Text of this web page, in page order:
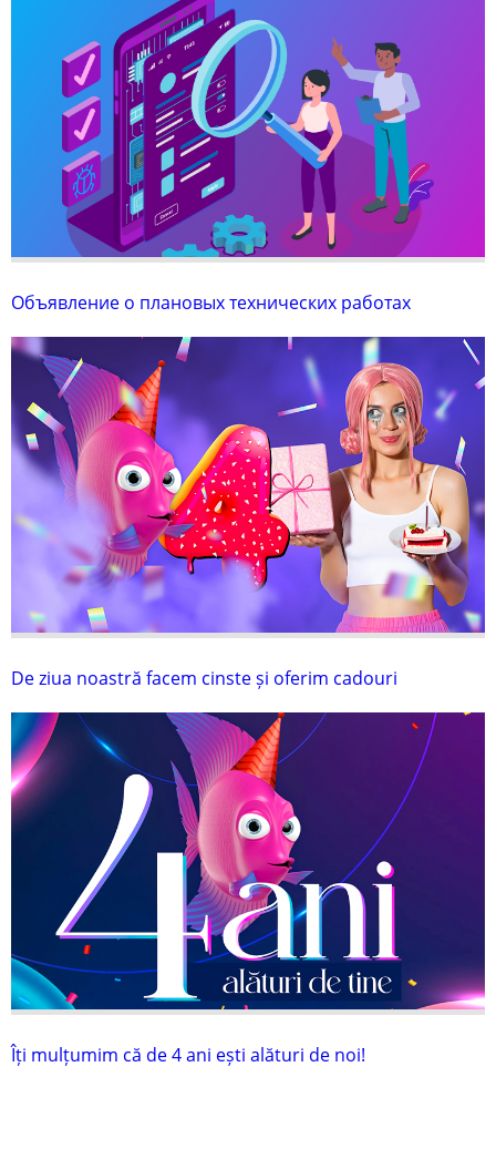
Объявление о плановых технических работах
De ziua noastră facem cinste și oferim cadouri
Îți mulțumim că de 4 ani ești alături de noi!